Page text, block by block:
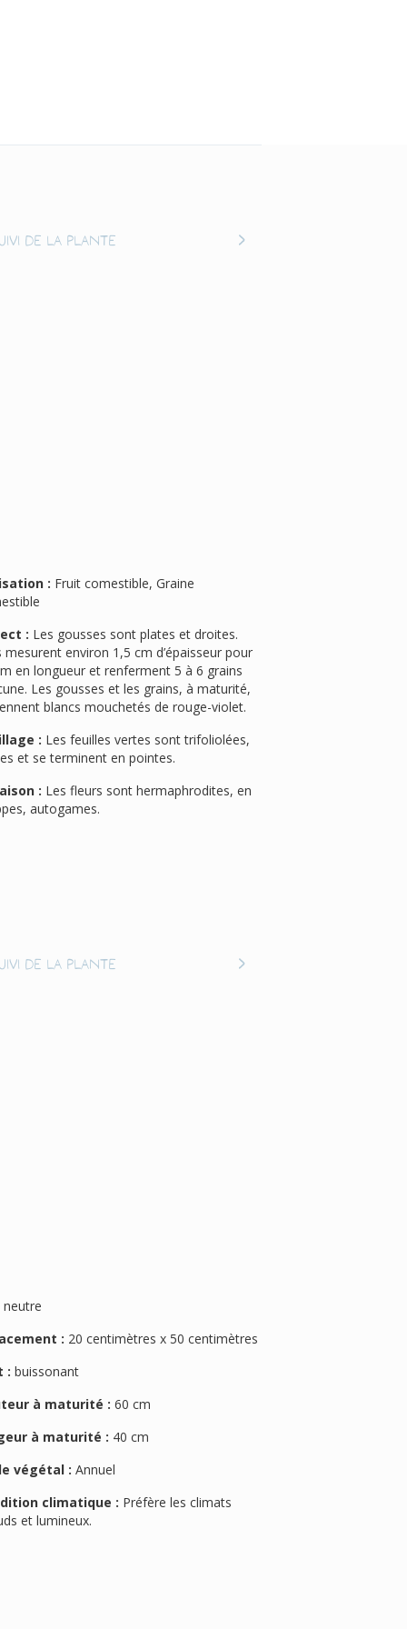
de la plante
:
:
mesurent environ 1,5 cm d’épaisseur pour
en longueur et renferment 5 à 6 grains
Les gousses et les grains, à maturité,
blancs mouchetés de rouge-violet.
:
et se terminent en pointes.
:
autogames.
de la plante
neutre
: 20 centimètres x 50 centimètres
: buissonant
à maturité : 60 cm
à maturité : 40 cm
végétal : Annuel
climatique :
et lumineux.